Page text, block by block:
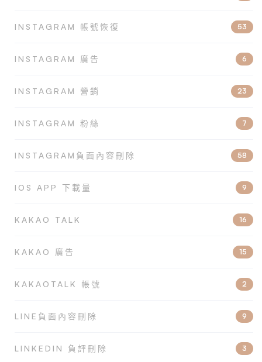
INSTAGRAM 帳號恢復 53
INSTAGRAM 廣告 6
INSTAGRAM 營銷 23
INSTAGRAM 粉絲 7
INSTAGRAM負面內容刪除 58
IOS APP 下載量 9
KAKAO TALK 16
KAKAO 廣告 15
KAKAOTALK 帳號 2
LINE負面內容刪除 9
LINKEDIN 負評刪除 3